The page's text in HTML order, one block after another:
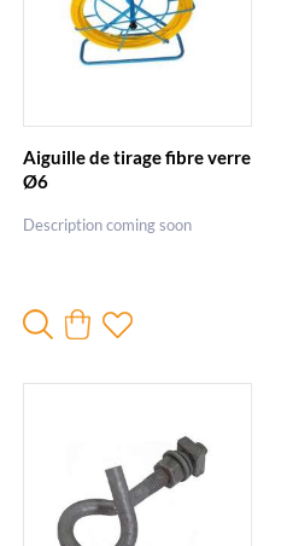
Aiguille de tirage fibre verre
Ø6
Description coming soon